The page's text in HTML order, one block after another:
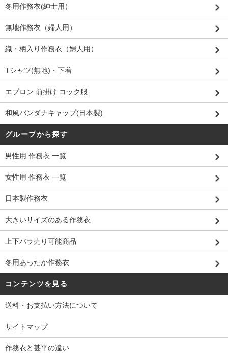
冬用作務衣(紳士用）
無地作務衣（婦人用）
織・柄入り作務衣（婦人用）
Tシャツ(無地)・下着
エプロン 前掛け コック服
和風バンダナキャップ(日本製)
グループから探す
男性用 作務衣 一覧
女性用 作務衣 一覧
日本製作務衣
大きいサイズのある作務衣
上下バラ売り可能商品
冬用あったか作務衣
コンテンツを見る
送料・お支払い方法について
サイトマップ
作務衣と甚平の違い